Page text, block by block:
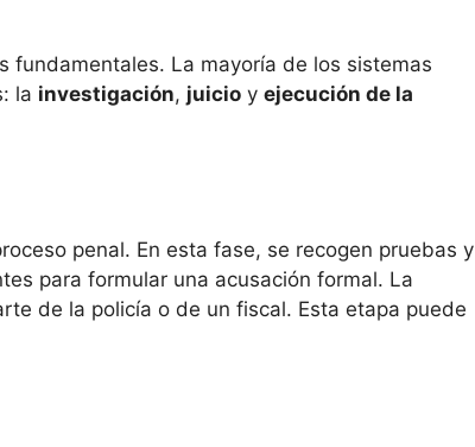
fundamentales. La mayoría de los sistemas
la investigación, juicio y ejecución de la
penal. En esta fase, se recogen pruebas y
para formular una acusación formal. La
de la policía o de un fiscal. Esta etapa puede